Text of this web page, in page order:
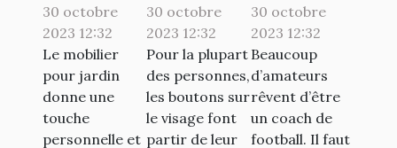
confiance
à la société
ATECH
pour son
mobilier de
jardin ?
30 octobre
2023 12:32
Le mobilier
pour jardin
donne une
touche
personnelle et
comment
s’y
prendre ?
30 octobre
2023 12:32
Pour la plupart
des personnes,
les boutons sur
le visage font
partir de leur
devenir un
bon coach
de
football ?
30 octobre
2023 12:32
Beaucoup
d’amateurs
rêvent d’être
un coach de
football. Il faut